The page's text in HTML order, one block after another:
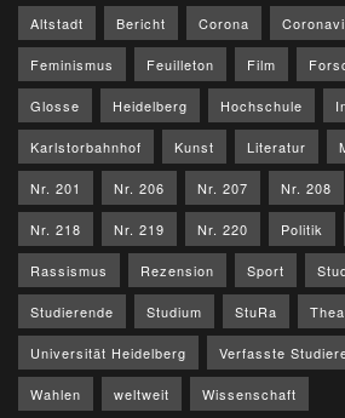
Altstadt Bericht Corona
Feminismus Feuilleton Film
Glosse Heidelberg Hochschule
Karlstorbahnhof Kunst Literatur
Nr. 201 Nr. 206 Nr. 207 Nr. 208
Nr. 218 Nr. 219 Nr. 220 Politik
Rassismus Rezension Sport
Studierende Studium StuRa
Universität Heidelberg Verfasste
Wahlen weltweit Wissenschaft